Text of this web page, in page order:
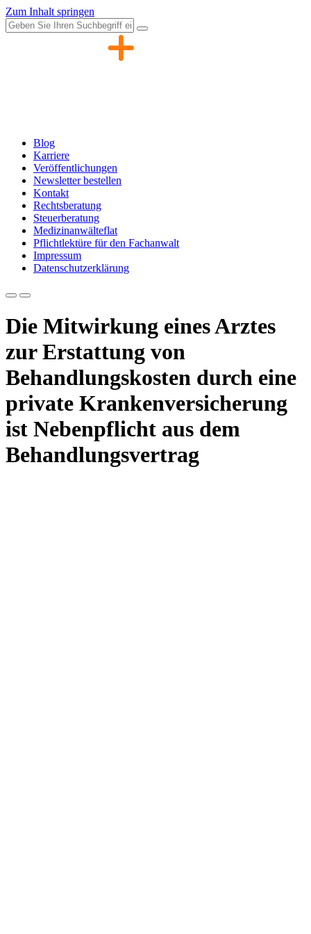
Zum Inhalt springen
Blog
Karriere
Veröffentlichungen
Newsletter bestellen
Kontakt
Rechtsberatung
Steuerberatung
Medizinanwälteflat
Pflichtlektüre für den Fachanwalt
Impressum
Datenschutzerklärung
Die Mitwirkung eines Arztes
zur Erstattung von
Behandlungskosten durch eine
private Krankenversicherung
ist Nebenpflicht aus dem
Behandlungsvertrag